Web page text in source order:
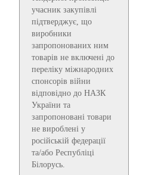
учасник закупівлі
підтверджує, що
виробники
запропонованих ним
товарів не включені до
переліку міжнародних
спонсорів війни
відповідно до НАЗК
України та
запропоновані товари
не вироблені у
російській федерації
та/або Республіці
Білорусь.